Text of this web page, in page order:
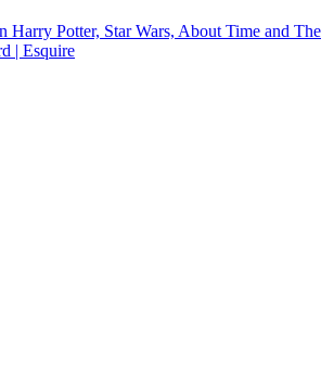
Harry Potter, Star Wars, About Time and The
| Esquire